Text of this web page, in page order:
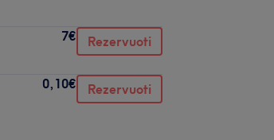
7€ Rezervuoti
0,10€ Rezervuoti